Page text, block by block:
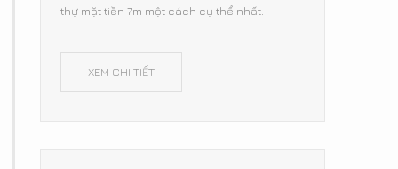
thự mặt tiền 7m một cách cụ thể nhất.
XEM CHI TIẾT